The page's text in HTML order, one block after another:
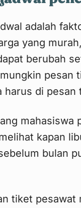
adalah
yang
berubah
pesan
harus di pesan
mahasiswa
kapan
bulan
tiket pesawat